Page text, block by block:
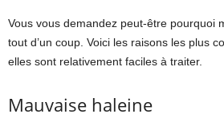
Vous vous demandez peut-être pourquoi
tout d’un coup. Voici les raisons les plus
elles sont relativement faciles à traiter.
Mauvaise haleine